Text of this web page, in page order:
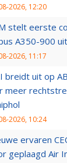
2026, 12:20
stelt eerste
A350-900 uit
2026, 11:17
breidt uit op
meer
2026, 10:24
ervaren
geplaagd Air